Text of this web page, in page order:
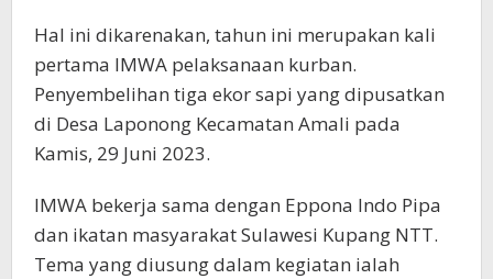
Hal ini dikarenakan, tahun ini merupakan kali
pertama IMWA pelaksanaan kurban.
Penyembelihan tiga ekor sapi yang dipusatkan
di Desa Laponong Kecamatan Amali pada
Kamis, 29 Juni 2023.
IMWA bekerja sama dengan Eppona Indo Pipa
dan ikatan masyarakat Sulawesi Kupang NTT.
Tema yang diusung dalam kegiatan ialah